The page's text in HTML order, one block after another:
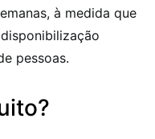
à medida que
pessoas.